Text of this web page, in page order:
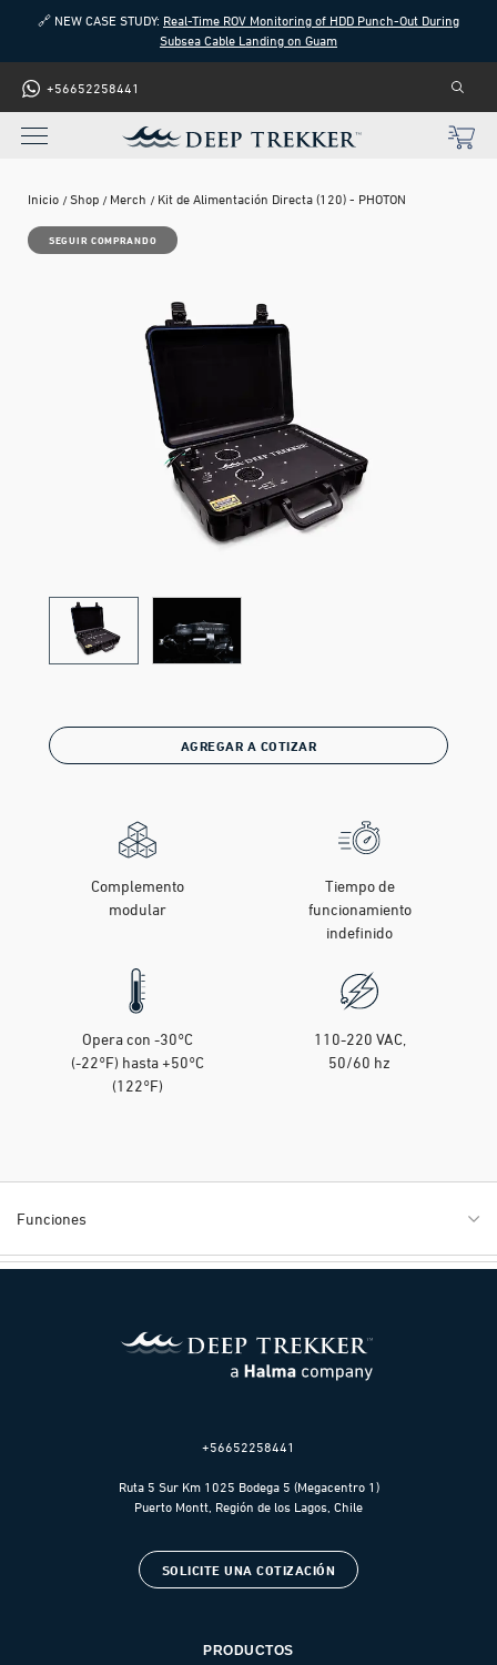
🔗 NEW CASE STUDY: Real-Time ROV Monitoring of HDD Punch-Out During
Subsea Cable Landing on Guam
+56652258441
Inicio Shop Merch Kit de Alimentación Directa (120) - PHOTON
SEGUIR COMPRANDO
AGREGAR A COTIZAR
Complemento
modular
Tiempo de
funcionamiento
indefinido
Opera con -30°C
(-22°F) hasta +50°C
(122°F)
110-220 VAC,
50/60 hz
Funciones
+56652258441
Ruta 5 Sur Km 1025 Bodega 5 (Megacentro 1)
Puerto Montt, Región de los Lagos, Chile
SOLICITE UNA COTIZACIÓN
PRODUCTOS